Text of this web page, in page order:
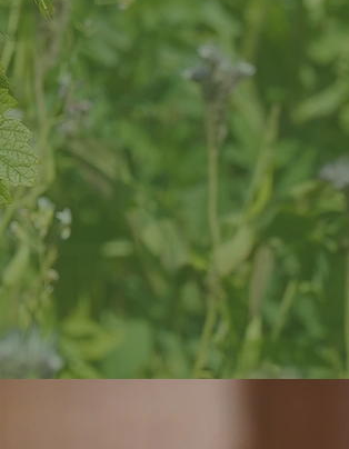
Natur, um die Umwelt
schaffen.
Sinne begeistert und
Geschmack den
und intensiv-komplex.
das die
führt.